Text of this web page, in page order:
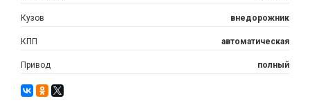
Кузов внедорожник
КПП автоматическая
Привод полный